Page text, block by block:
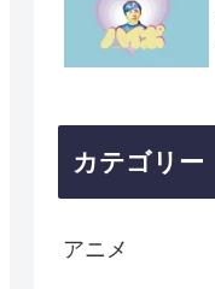
カテゴリー
アニメ